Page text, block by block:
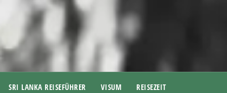
SRI LANKA REISEFÜHRER VISUM
REISEZEIT